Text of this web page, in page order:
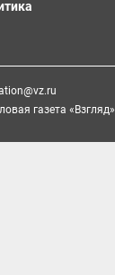
газета «Взгляд»